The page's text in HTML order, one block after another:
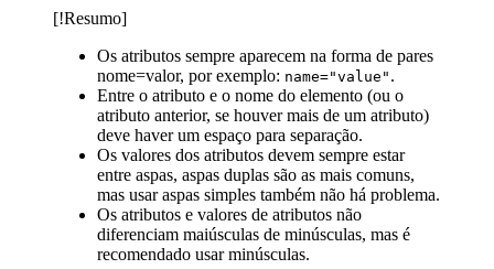
[!Resumo]
Os atributos sempre aparecem na forma de pares
nome=valor, por exemplo: name="value" .
Entre o atributo e o nome do elemento (ou o
atributo anterior, se houver mais de um atributo)
deve haver um espaço para separação.
Os valores dos atributos devem sempre estar
entre aspas, aspas duplas são as mais comuns,
mas usar aspas simples também não há problema.
Os atributos e valores de atributos não
diferenciam maiúsculas de minúsculas, mas é
recomendado usar minúsculas.